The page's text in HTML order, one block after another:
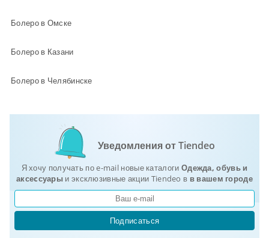
Болеро в Омске
Болеро в Казани
Болеро в Челябинске
Уведомления от Tiendeo
Я хочу получать по e-mail новые каталоги Одежда, обувь и
аксеcсуары и эксклюзивные акции Tiendeo в в вашем городе
Подписаться